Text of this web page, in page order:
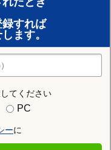
すれば
ます。
てください
PC
ーに